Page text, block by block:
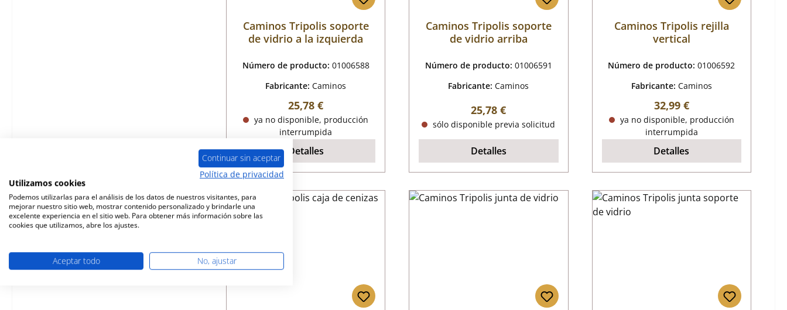
Caminos Tripolis soporte
de vidrio a la izquierda
Número de producto: 01006588
Fabricante:Caminos
Precio normal:
25,78 €
ya no disponible, producción
interrumpida
Detalles
Caminos Tripolis soporte
de vidrio arriba
Número de producto: 01006591
Fabricante:Caminos
Precio normal:
25,78 €
sólo disponible previa solicitud
Detalles
Caminos Tripolis rejilla
vertical
Número de producto:01006592
Fabricante: Caminos
Precio normal:
32,99 €
ya no disponible, producción
interrumpida
Detalles
Agotado
Continuar sin aceptar
Política de privacidad
Utilizamos cookies
Podemos utilizarlas para el análisis de los datos de nuestros visitantes, para
mejorar nuestro sitio web, mostrar contenido personalizado y brindarle una
excelente experiencia en el sitio web. Para obtener más información sobre las
cookies que utilizamos, abre los ajustes.
Aceptar todo No, ajustar